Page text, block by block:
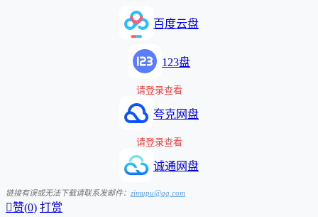
百度云盘
123盘
请登录查看
夸克网盘
请登录查看
诚通网盘
链接有误或无法下载请联系发邮件： zimupu@qq.com
赞(0) 打赏